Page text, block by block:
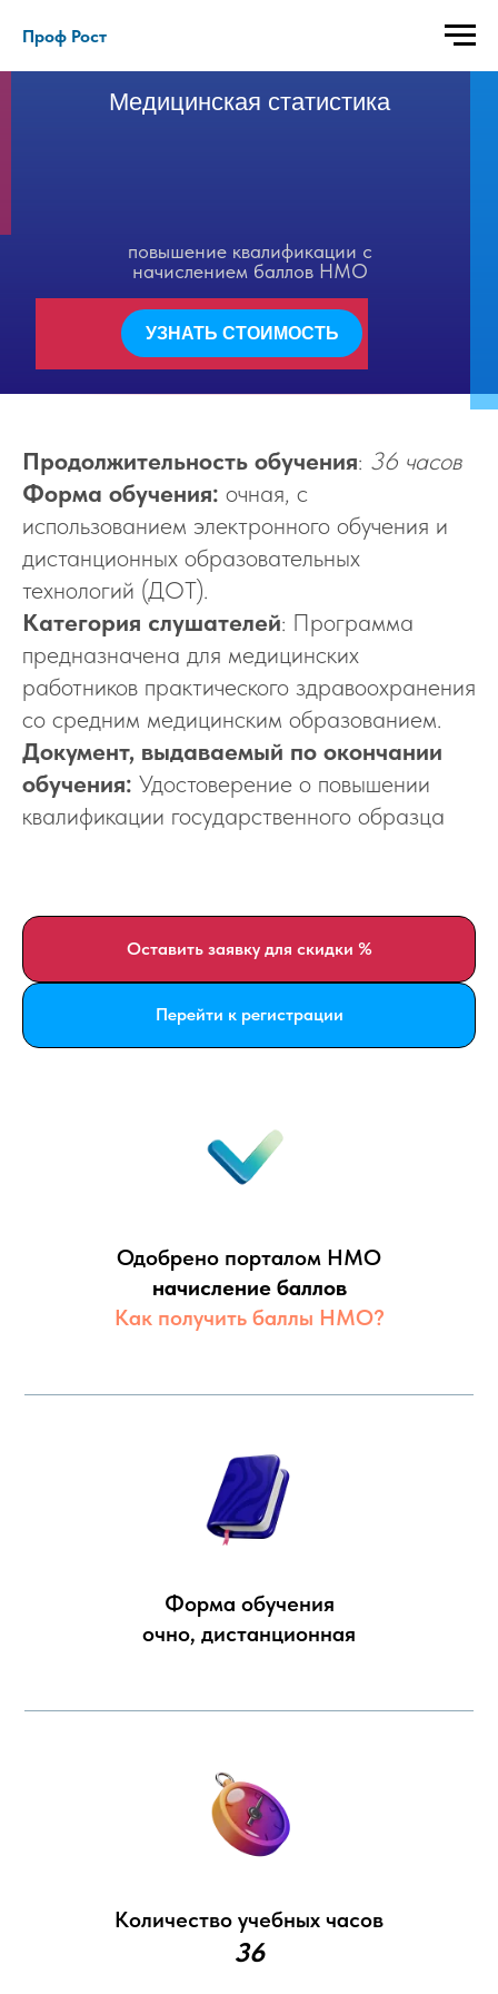
Проф Рост
Медицинская статистика
УЗНАТЬ СТОИМОСТЬ
повышение квалификации с
начислением баллов НМО
Продолжительность обучения: 36 часов
Форма обучения: очная, с
использованием электронного обучения и
дистанционных образовательных
технологий (ДОТ).
Категория слушателей: Программа
предназначена для медицинских
работников практического здравоохранения
со средним медицинским образованием.
Документ, выдаваемый по окончании
обучения: Удостоверение о повышении
квалификации государственного образца
Оставить заявку для скидки %
Перейти к регистрации
Одобрено порталом НМО
начисление баллов
Как получить баллы НМО?
Форма обучения
очно, дистанционная
Количество учебных часов
36